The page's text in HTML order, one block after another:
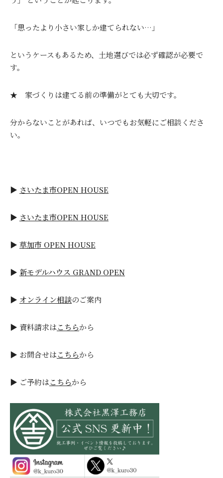
「思ったより小さい家しか建てられない…」
というケースもあるため、土地選びでは必ず確認が必要で
す。
★ 家づくりは建てる前の準備がとても大切です。
分からないことがあれば、いつでもお気軽にご相談くださ
い。
▶ さいたま市OPEN HOUSE
▶ さいたま市OPEN HOUSE
▶ 草加市 OPEN HOUSE
▶ 新モデルハウス GRAND OPEN
▶ オンライン相談のご案内
▶ 資料請求はこちらから
▶ お問合せはこちらから
▶ ご予約はこちらから